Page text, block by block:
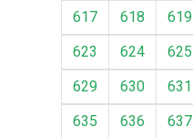
617
618 619
623
624 625
629
630 631
635
636 637